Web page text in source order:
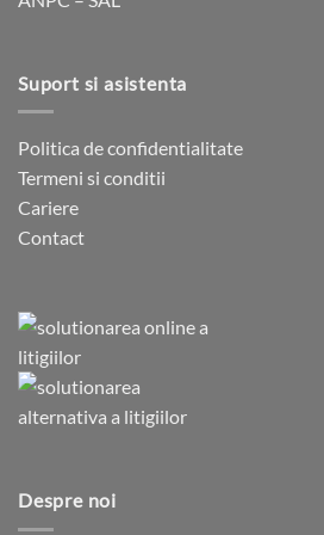
Suport si asistenta
Politica de confidentialitate
Termeni si conditii
Cariere
Contact
Despre noi